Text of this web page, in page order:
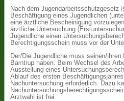
Nach dem Jugendarbeitsschutzgesetz
Beschäftigung eines Jugendlichen
eine ärztliche Bescheinigung
ärztliche Untersuchung
Jugendliche einen
Berechtigungsschein muss vor der
Der/Die Jugendliche muss seinen/
Barntrup haben. Beim Wechsel des
Ausstellung eines
Ablauf des ersten
Nachuntersuchung erforderlich. Dazu
Arztwahl ist frei.